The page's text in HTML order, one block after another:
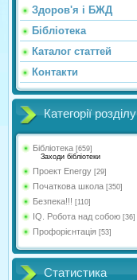
Здоров'я і БЖД
Бібліотека
Каталог статтей
Контакти
Категорії розділу
Бібліотека [659]
Заходи бібліотеки
Проект Energy [29]
Початкова школа [350]
Безпека!!! [110]
IQ. Робота над собою [36]
Профорієнтація [53]
Статистика